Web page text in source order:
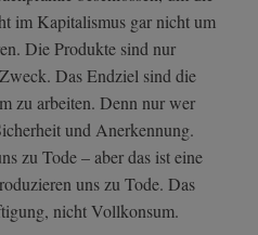
im Kapitalismus gar nicht um
Die Produkte sind nur
Das Endziel sind die
zu arbeiten. Denn nur wer
und Anerkennung.
zu Tode – aber das ist eine
uns zu Tode. Das
nicht Vollkonsum.